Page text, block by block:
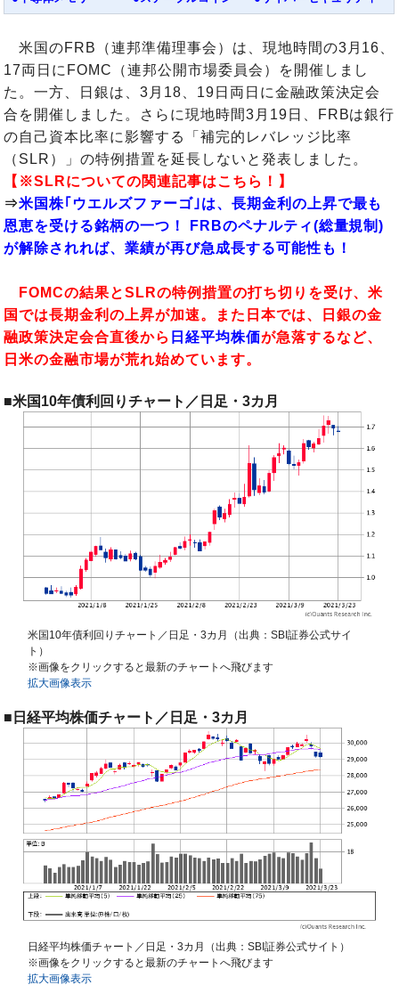
米国のFRB（連邦準備理事会）は、現地時間の3月16、
17両日にFOMC（連邦公開市場委員会）を開催しまし
た。一方、日銀は、3月18、19日両日に金融政策決定会
合を開催しました。さらに現地時間3月19日、FRBは銀行
の自己資本比率に影響する「補完的レバレッジ比率
（SLR）」の特例措置を延長しないと発表しました。
【※SLRについての関連記事はこちら！】
⇒米国株｢ウエルズファーゴ｣は、長期金利の上昇で最も
恩恵を受ける銘柄の一つ！ FRBのペナルティ(総量規制)
が解除されれば、業績が再び急成長する可能性も！
FOMCの結果とSLRの特例措置の打ち切りを受け、米
国では長期金利の上昇が加速。また日本では、日銀の金
融政策決定会合直後から 日経平均株価が急落するなど、
日米の金融市場が荒れ始めています。
■米国10年債利回りチャート／日足・3カ月
米国10年債利回りチャート／日足・3カ月（出典：SBI証券公式サイ
ト）
※画像をクリックすると最新のチャートへ飛びます
拡大画像表示
■日経平均株価チャート／日足・3カ月
日経平均株価チャート／日足・3カ月（出典：SBI証券公式サイト）
※画像をクリックすると最新のチャートへ飛びます
拡大画像表示